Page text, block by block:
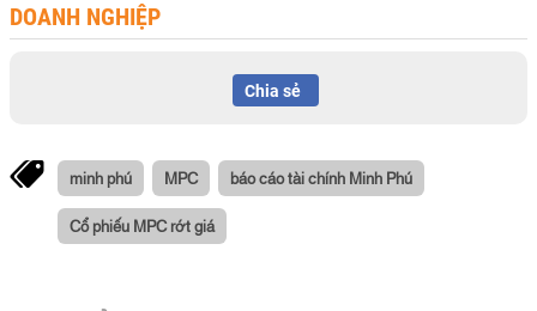
DOANH NGHIỆP
Chia sẻ
minh phú MPC báo cáo tài chính Minh Phú
Cổ phiếu MPC rớt giá